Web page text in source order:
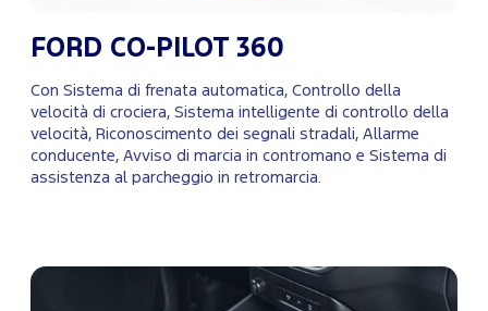
FORD CO-PILOT 360
Con Sistema di frenata automatica, Controllo della
velocità di crociera, Sistema intelligente di controllo della
velocità, Riconoscimento dei segnali stradali, Allarme
conducente, Avviso di marcia in contromano e Sistema di
assistenza al parcheggio in retromarcia.